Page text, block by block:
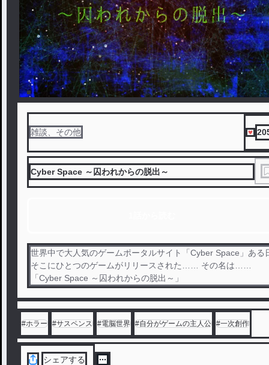
雑談、その他
Cyber Space ～囚われからの脱出～
世界中で大人気のゲームポータルサイト「Cyber Space」ある
そこにひとつのゲームがリリースされた…… その名は……
「Cyber Space ～囚われからの脱出～」
#ホラー #サスペンス #電脳世界 #自分がゲームの主人公 #一次創作
シェアする